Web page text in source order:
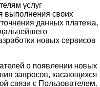
услуг
выполнения своих
данных платежа,
новых сервисов
о появлении новых
запросов, касающихся
связи с Пользователем.